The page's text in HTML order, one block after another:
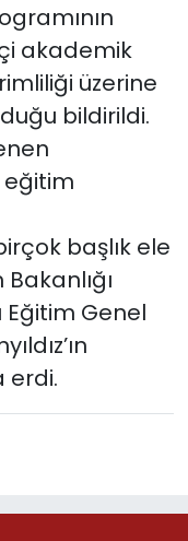
akademik
üzerine
bildirildi.
başlık ele
Eğitim Genel
erdi.